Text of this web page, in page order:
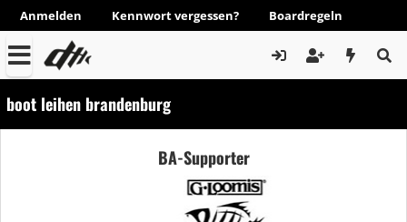
Anmelden Kennwort vergessen? Boardregeln
boot leihen brandenburg
BA-Supporter